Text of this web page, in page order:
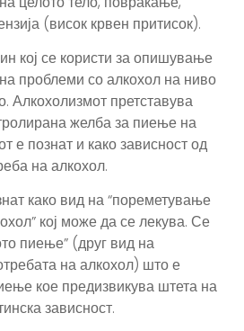
(висок крвен притисок).
кој се користи за опишување
проблеми со алкохол на ниво
Алкохолизмот претставува
желба за пиење на
е познат и како зависност од
на алкохол.
како вид на “пореметување
кој може да се лекува. Се
пиење” (друг вид на
на алкохол) што е
кое предизвикува штета на
зависност.